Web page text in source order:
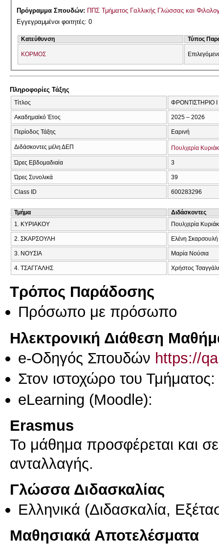
Πρόγραμμα Σπουδών: ΠΠΣ Τμήματος Γαλλικής Γλώσσας και
Εγγεγραμμένοι φοιτητές: 0
Κατεύθυνση Τύπος
ΚΟΡΜΟΣ
Πληροφορίες Τάξης
Τίτλος ΦΡΟΝΤΙΣΤΗΡΙΟ
Ακαδημαϊκό Έτος 2025 – 2026
Περίοδος Τάξης Εαρινή
Διδάσκοντες μέλη ΔΕΠ Πουλχερία
Ώρες Εβδομαδιαία 3
Ώρες Συνολικά 39
Class ID 600283296
Τμήμα
Διδάσκοντες
1. ΚΥΡΙΑΚΟΥ
Πουλχερία
2. ΣΚΑΡΣΟΥΛΗ Ελένη Σκαρσουλή
3. ΝΟΥΣΙΑ Μαρία Νούσια
4. ΤΣΑΓΓΑΛΗΣ Χρήστος
Τρόπος Παράδοσης
Πρόσωπο με πρόσωπο
Ηλεκτρονική Διάθεση
e-Οδηγός Σπουδών https://
Στον ιστοχώρο του Τμήματος:
eLearning (Moodle):
Erasmus
Το μάθημα προσφέρεται και
ανταλλαγής.
Γλώσσα Διδασκαλίας
Ελληνικά (Διδασκαλία,
Μαθησιακά Αποτελέσματα